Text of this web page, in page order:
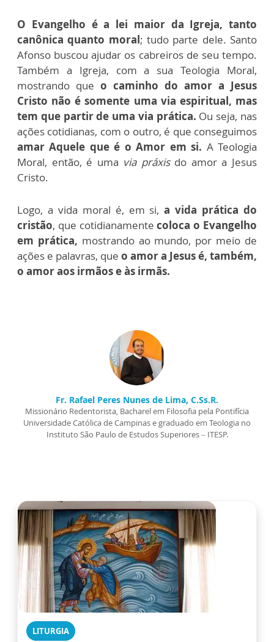
O Evangelho é a lei maior da Igreja, tanto
canônica quanto moral; tudo parte dele. Santo
Afonso buscou ajudar os cabreiros de seu tempo.
Também a Igreja, com a sua Teologia Moral,
mostrando que o caminho do amor a Jesus
Cristo não é somente uma via espiritual, mas
tem que partir de uma via prática. Ou seja, nas
ações cotidianas, com o outro, é que conseguimos
amar Aquele que é o Amor em si. A Teologia
Moral, então, é uma via práxisdo amor a Jesus
Cristo.
Logo, a vida moral é, em si,a vida prática do
cristão, que cotidianamentecoloca o Evangelho
em prática, mostrando ao mundo, por meio de
ações e palavras, que o amor a Jesus é, também,
o amor aos irmãos e às irmãs.
Fr. Rafael Peres Nunes de Lima, C.Ss.R.
Missionário Redentorista, Bacharel em Filosofia pela Pontifícia
Universidade Católica de Campinas e graduado em Teologia no
Instituto São Paulo de Estudos Superiores – ITESP.
LITURGIA